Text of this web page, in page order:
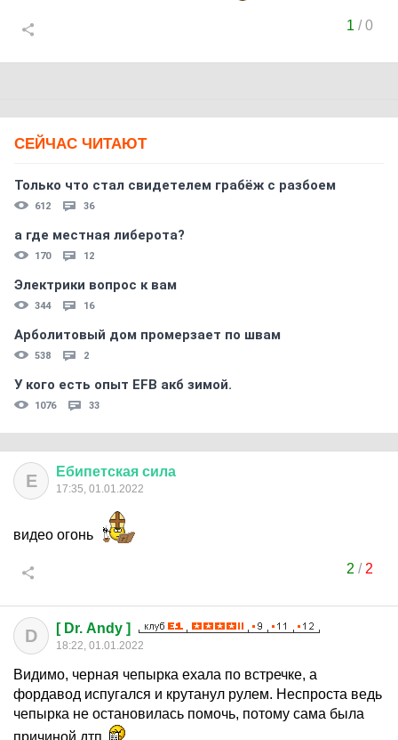
1 /0
СЕЙЧАС ЧИТАЮТ
Только что стал свидетелем грабёж с разбоем
612 36
а где местная либерота?
170 12
Электрики вопрос к вам
344 16
Арболитовый дом промерзает по швам
538 2
У кого есть опыт EFB акб зимой.
1076 33
Е Ебипетская сила
17:35, 01.01.2022
видео огонь
2 / 2
D [ Dr. Andy ]
18:22, 01.01.2022
Видимо, черная чепырка ехала по встречке, а
фордавод испугался и крутанул рулем. Неспроста ведь
чепырка не остановилась помочь, потому сама была
причиной дтп